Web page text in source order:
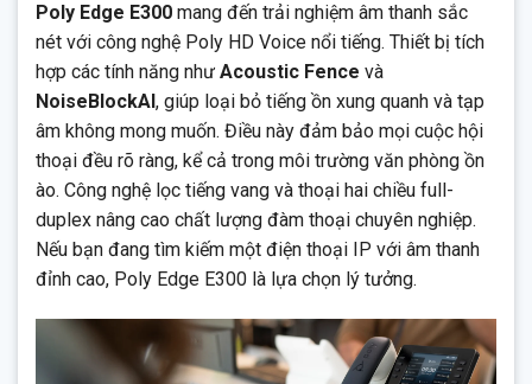
Poly Edge E300 mang đến trải nghiệm âm thanh sắc
nét với công nghệ Poly HD Voice nổi tiếng. Thiết bị tích
hợp các tính năng như Acoustic Fence và
NoiseBlockAI, giúp loại bỏ tiếng ồn xung quanh và tạp
âm không mong muốn. Điều này đảm bảo mọi cuộc hội
thoại đều rõ ràng, kể cả trong môi trường văn phòng ồn
ào. Công nghệ lọc tiếng vang và thoại hai chiều full-
duplex nâng cao chất lượng đàm thoại chuyên nghiệp.
Nếu bạn đang tìm kiếm một điện thoại IP với âm thanh
đỉnh cao, Poly Edge E300 là lựa chọn lý tưởng.